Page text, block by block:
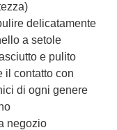
delicatamente
a setole
e pulito
il contatto con
di ogni genere
negozio